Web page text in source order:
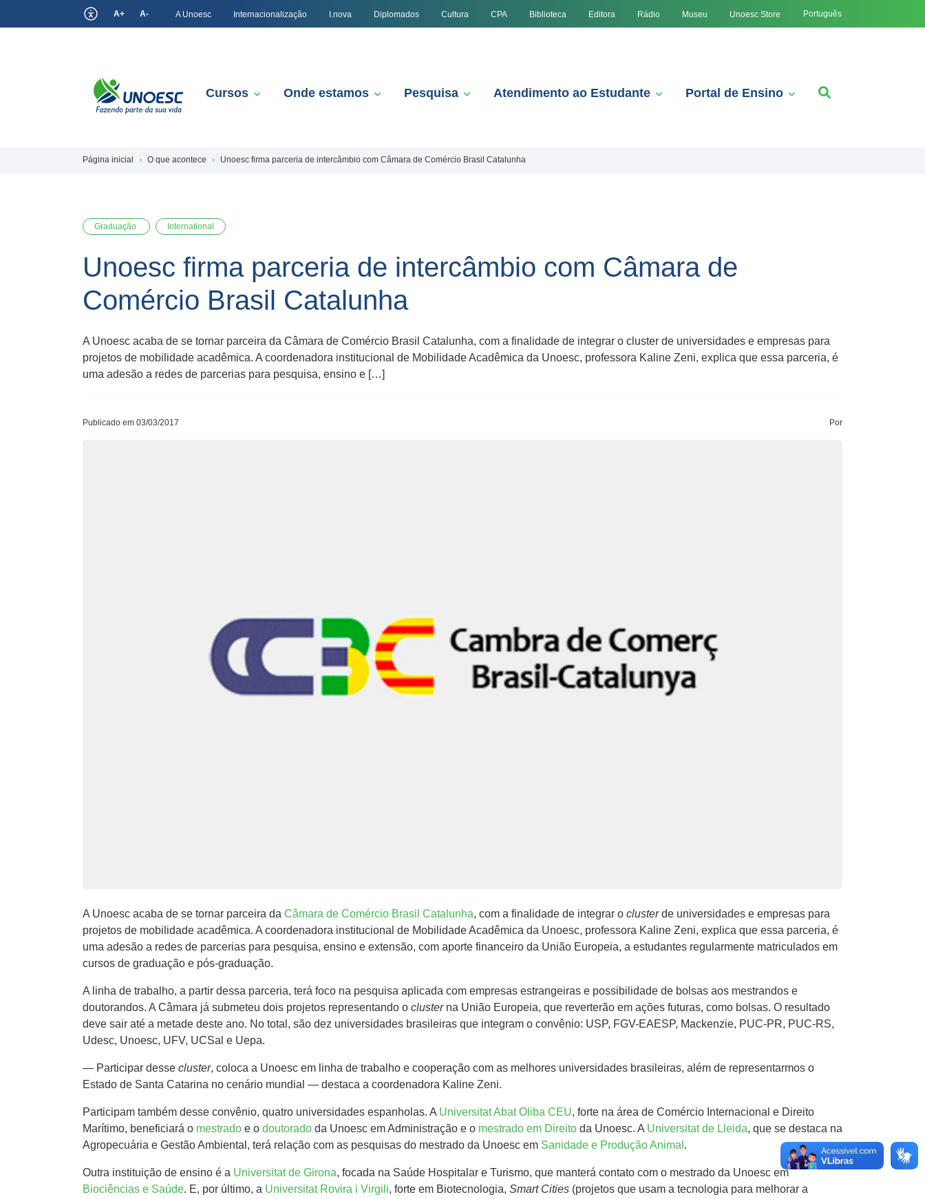
A+ A- A Unoesc Internacionalização I.nova Diplomados Cultura CPA Biblioteca Editora Rádio Museu Unoesc Store Português
Cursos Onde estamos Pesquisa Atendimento ao Estudante Portal de Ensino
Página inicial O que acontece Unoesc firma parceria de intercâmbio com Câmara de Comércio Brasil Catalunha
Graduação International
Unoesc firma parceria de intercâmbio com Câmara de
Comércio Brasil Catalunha
A Unoesc acaba de se tornar parceira da Câmara de Comércio Brasil Catalunha, com a finalidade de integrar o cluster de universidades e empresas para
projetos de mobilidade acadêmica. A coordenadora institucional de Mobilidade Acadêmica da Unoesc, professora Kaline Zeni, explica que essa parceria, é
uma adesão a redes de parcerias para pesquisa, ensino e […]
Publicado em 03/03/2017 Por
A Unoesc acaba de se tornar parceira da Câmara de Comércio Brasil Catalunha, com a finalidade de integrar o clusterde universidades e empresas para
projetos de mobilidade acadêmica. A coordenadora institucional de Mobilidade Acadêmica da Unoesc, professora Kaline Zeni, explica que essa parceria, é
uma adesão a redes de parcerias para pesquisa, ensino e extensão, com aporte financeiro da União Europeia, a estudantes regularmente matriculados em
cursos de graduação e pós-graduação.
A linha de trabalho, a partir dessa parceria, terá foco na pesquisa aplicada com empresas estrangeiras e possibilidade de bolsas aos mestrandos e
doutorandos. A Câmara já submeteu dois projetos representando o clusterna União Europeia, que reverterão em ações futuras, como bolsas. O resultado
deve sair até a metade deste ano. No total, são dez universidades brasileiras que integram o convênio: USP, FGV-EAESP, Mackenzie, PUC-PR, PUC-RS,
Udesc, Unoesc, UFV, UCSal e Uepa.
— Participar desse cluster, coloca a Unoesc em linha de trabalho e cooperação com as melhores universidades brasileiras, além de representarmos o
Estado de Santa Catarina no cenário mundial — destaca a coordenadora Kaline Zeni.
Participam também desse convênio, quatro universidades espanholas. A Universitat Abat Oliba CEU, forte na área de Comércio Internacional e Direito
Marítimo, beneficiará o mestrado e o doutorado da Unoesc em Administração e o mestrado em Direito da Unoesc. A Universitat de Lleida, que se destaca na
Agropecuária e Gestão Ambiental, terá relação com as pesquisas do mestrado da Unoesc em Sanidade e Produção Animal .
Outra instituição de ensino é a Universitat de Girona, focada na Saúde Hospitalar e Turismo, que manterá contato com o mestrado da Unoesc em
Biociências e Saúde. E, por último, a Universitat Rovira i Virgili, forte em Biotecnologia, Smart Cities (projetos que usam a tecnologia para melhorar a